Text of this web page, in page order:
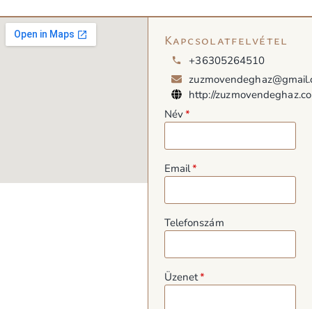
Kapcsolatfelvétel
+36305264510
http://
Név
Email
Telefonszám
Üzenet